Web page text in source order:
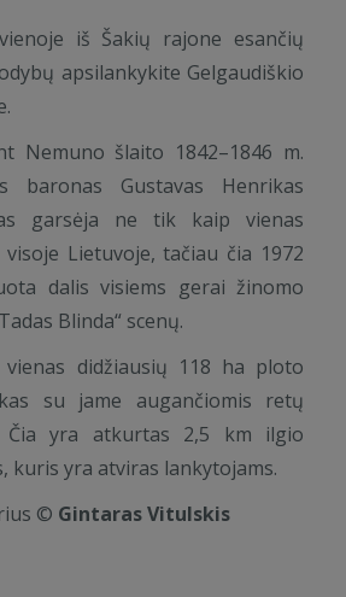
iš Šakių rajone esančių
apsilankykite Gelgaudiškio
Nemuno šlaito 1842–1846 m.
baronas Gustavas Henrikas
garsėja ne tik kaip vienas
Lietuvoje, tačiau čia 1972
dalis visiems gerai žinomo
Blinda“ scenų.
vienas didžiausių 118 ha ploto
su jame augančiomis retų
Čia yra atkurtas 2,5 km ilgio
kuris yra atviras lankytojams.
© Gintaras Vitulskis